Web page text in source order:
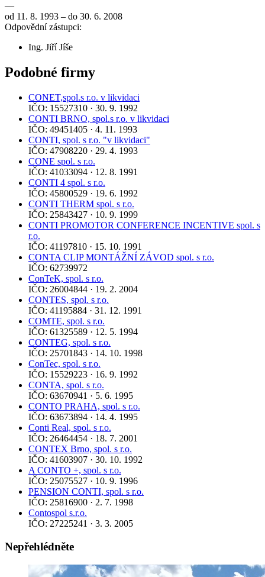
—
od 11. 8. 1993 – do 30. 6. 2008
Odpovědní zástupci:
Ing. Jiří Jíše
Podobné firmy
CONET,spol.s r.o. v likvidaci
IČO: 15527310 · 30. 9. 1992
CONTI BRNO, spol.s r.o. v likvidaci
IČO: 49451405 · 4. 11. 1993
CONTI, spol. s r.o. "v likvidaci"
IČO: 47908220 · 29. 4. 1993
CONE spol. s r.o.
IČO: 41033094 · 12. 8. 1991
CONTI 4 spol. s r.o.
IČO: 45800529 · 19. 6. 1992
CONTI THERM spol. s r.o.
IČO: 25843427 · 10. 9. 1999
CONTI PROMOTOR CONFERENCE INCENTIVE spol. s
r.o.
IČO: 41197810 · 15. 10. 1991
CONTA CLIP MONTÁŽNÍ ZÁVOD spol. s r.o.
IČO: 62739972
ConTeK, spol. s r.o.
IČO: 26004844 · 19. 2. 2004
CONTES, spol. s r.o.
IČO: 41195884 · 31. 12. 1991
COMTE, spol. s r.o.
IČO: 61325589 · 12. 5. 1994
CONTEG, spol. s r.o.
IČO: 25701843 · 14. 10. 1998
ConTec, spol. s r.o.
IČO: 15529223 · 16. 9. 1992
CONTA, spol. s r.o.
IČO: 63670941 · 5. 6. 1995
CONTO PRAHA, spol. s r.o.
IČO: 63673894 · 14. 4. 1995
Conti Real, spol. s r.o.
IČO: 26464454 · 18. 7. 2001
CONTEX Brno, spol. s r.o.
IČO: 41603907 · 30. 10. 1992
A CONTO +, spol. s r.o.
IČO: 25075527 · 10. 9. 1996
PENSION CONTI, spol. s r.o.
IČO: 25816900 · 2. 7. 1998
Contospol s.r.o.
IČO: 27225241 · 3. 3. 2005
Nepřehlédněte